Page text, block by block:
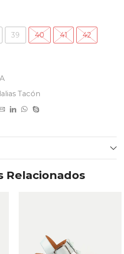
39 40 41 42
Tacón
Relacionados